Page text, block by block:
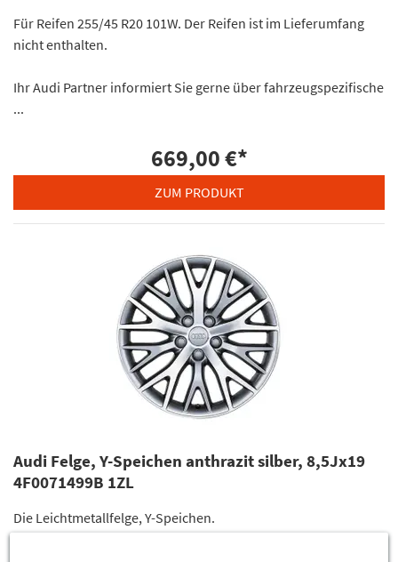
Für Reifen 255/45 R20 101W. Der Reifen ist im Lieferumfang
nicht enthalten.
Ihr Audi Partner informiert Sie gerne über fahrzeugspezifische
...
669,00 €*
ZUM PRODUKT
Audi Felge, Y-Speichen anthrazit silber, 8,5Jx19
4F0071499B 1ZL
Die Leichtmetallfelge, Y-Speichen.